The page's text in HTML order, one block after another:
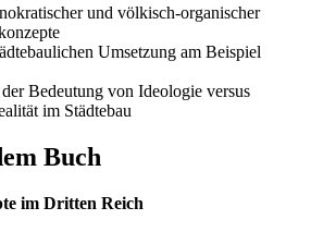
und völkisch-organischer
Umsetzung am Beispiel
Bedeutung von Ideologie versus
im Städtebau
Buch
im Dritten Reich